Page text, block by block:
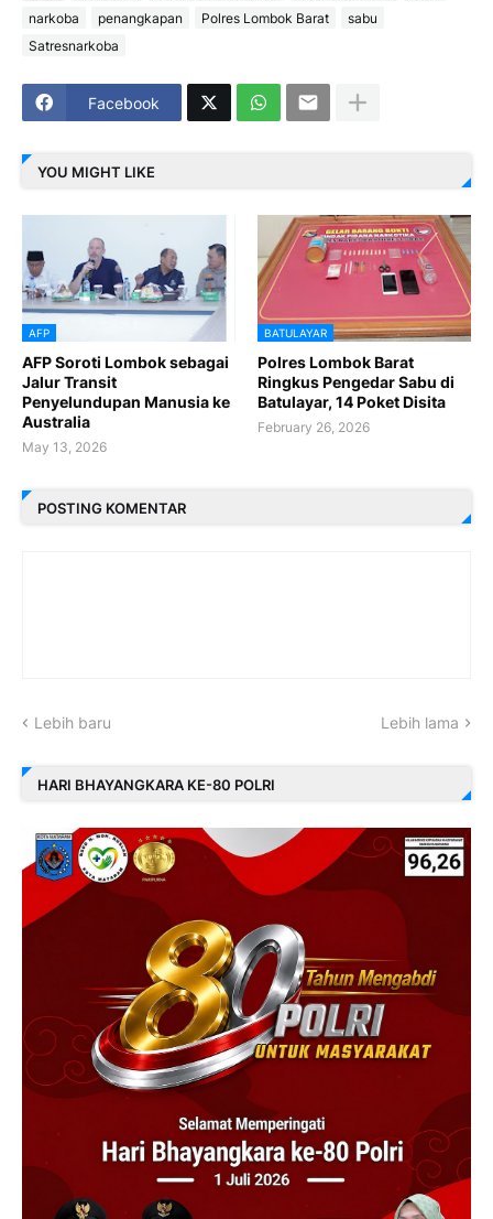
narkoba
penangkapan Polres Lombok Barat
sabu
Satresnarkoba
Facebook
YOU MIGHT LIKE
AFP
AFP Soroti Lombok sebagai
Jalur Transit
Penyelundupan Manusia ke
Australia
May 13, 2026
BATULAYAR
Polres Lombok Barat
Ringkus Pengedar Sabu di
Batulayar, 14 Poket Disita
February 26, 2026
POSTING KOMENTAR
Lebih baru Lebih lama
HARI BHAYANGKARA KE-80 POLRI